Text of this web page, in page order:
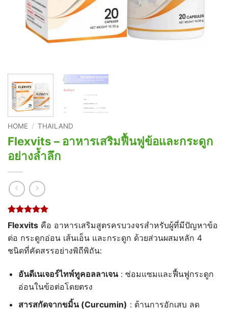
HOME / THAILAND
Flexvits – อาหารเสริมฟื้นฟูข้อและกระดูก
อย่างล้ำลึก
Rated5
out of 5
based on
1
customer
rating
Flexvits คือ อาหารเสริมสูตรครบวงจรสำหรับผู้ที่มีปัญหาข้อ
ต่อ กระดูกอ่อน เส้นเอ็น และกระดูก ด้วยส่วนผสมหลัก 4
ชนิดที่คัดสรรอย่างพิถีพิถัน:
อันดีเนเจอร์ไทพ์ทูคอลลาเจน: ซ่อมแซมและฟื้นฟูกระดูก
อ่อนในข้อต่อโดยตรง
สารสกัดจากขมิ้น (Curcumin) : ต้านการอักเสบ ลด